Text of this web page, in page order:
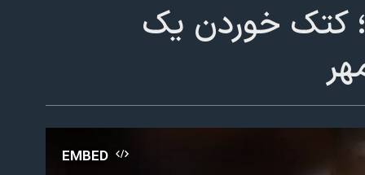
کتک خوردن یک
EMBED